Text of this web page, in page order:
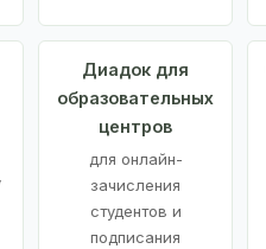
Диадок для
образовательных
центров
для онлайн-
зачисления
студентов и
подписания